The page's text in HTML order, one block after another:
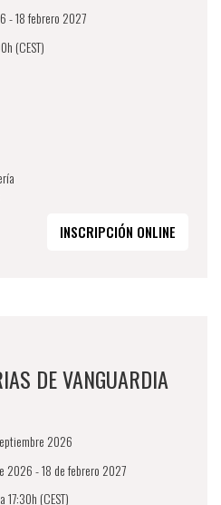
- 18 febrero 2027
(CEST)
INSCRIPCIÓN ONLINE
DE VANGUARDIA
2026
2026 - 18 de febrero 2027
17:30h (CEST)